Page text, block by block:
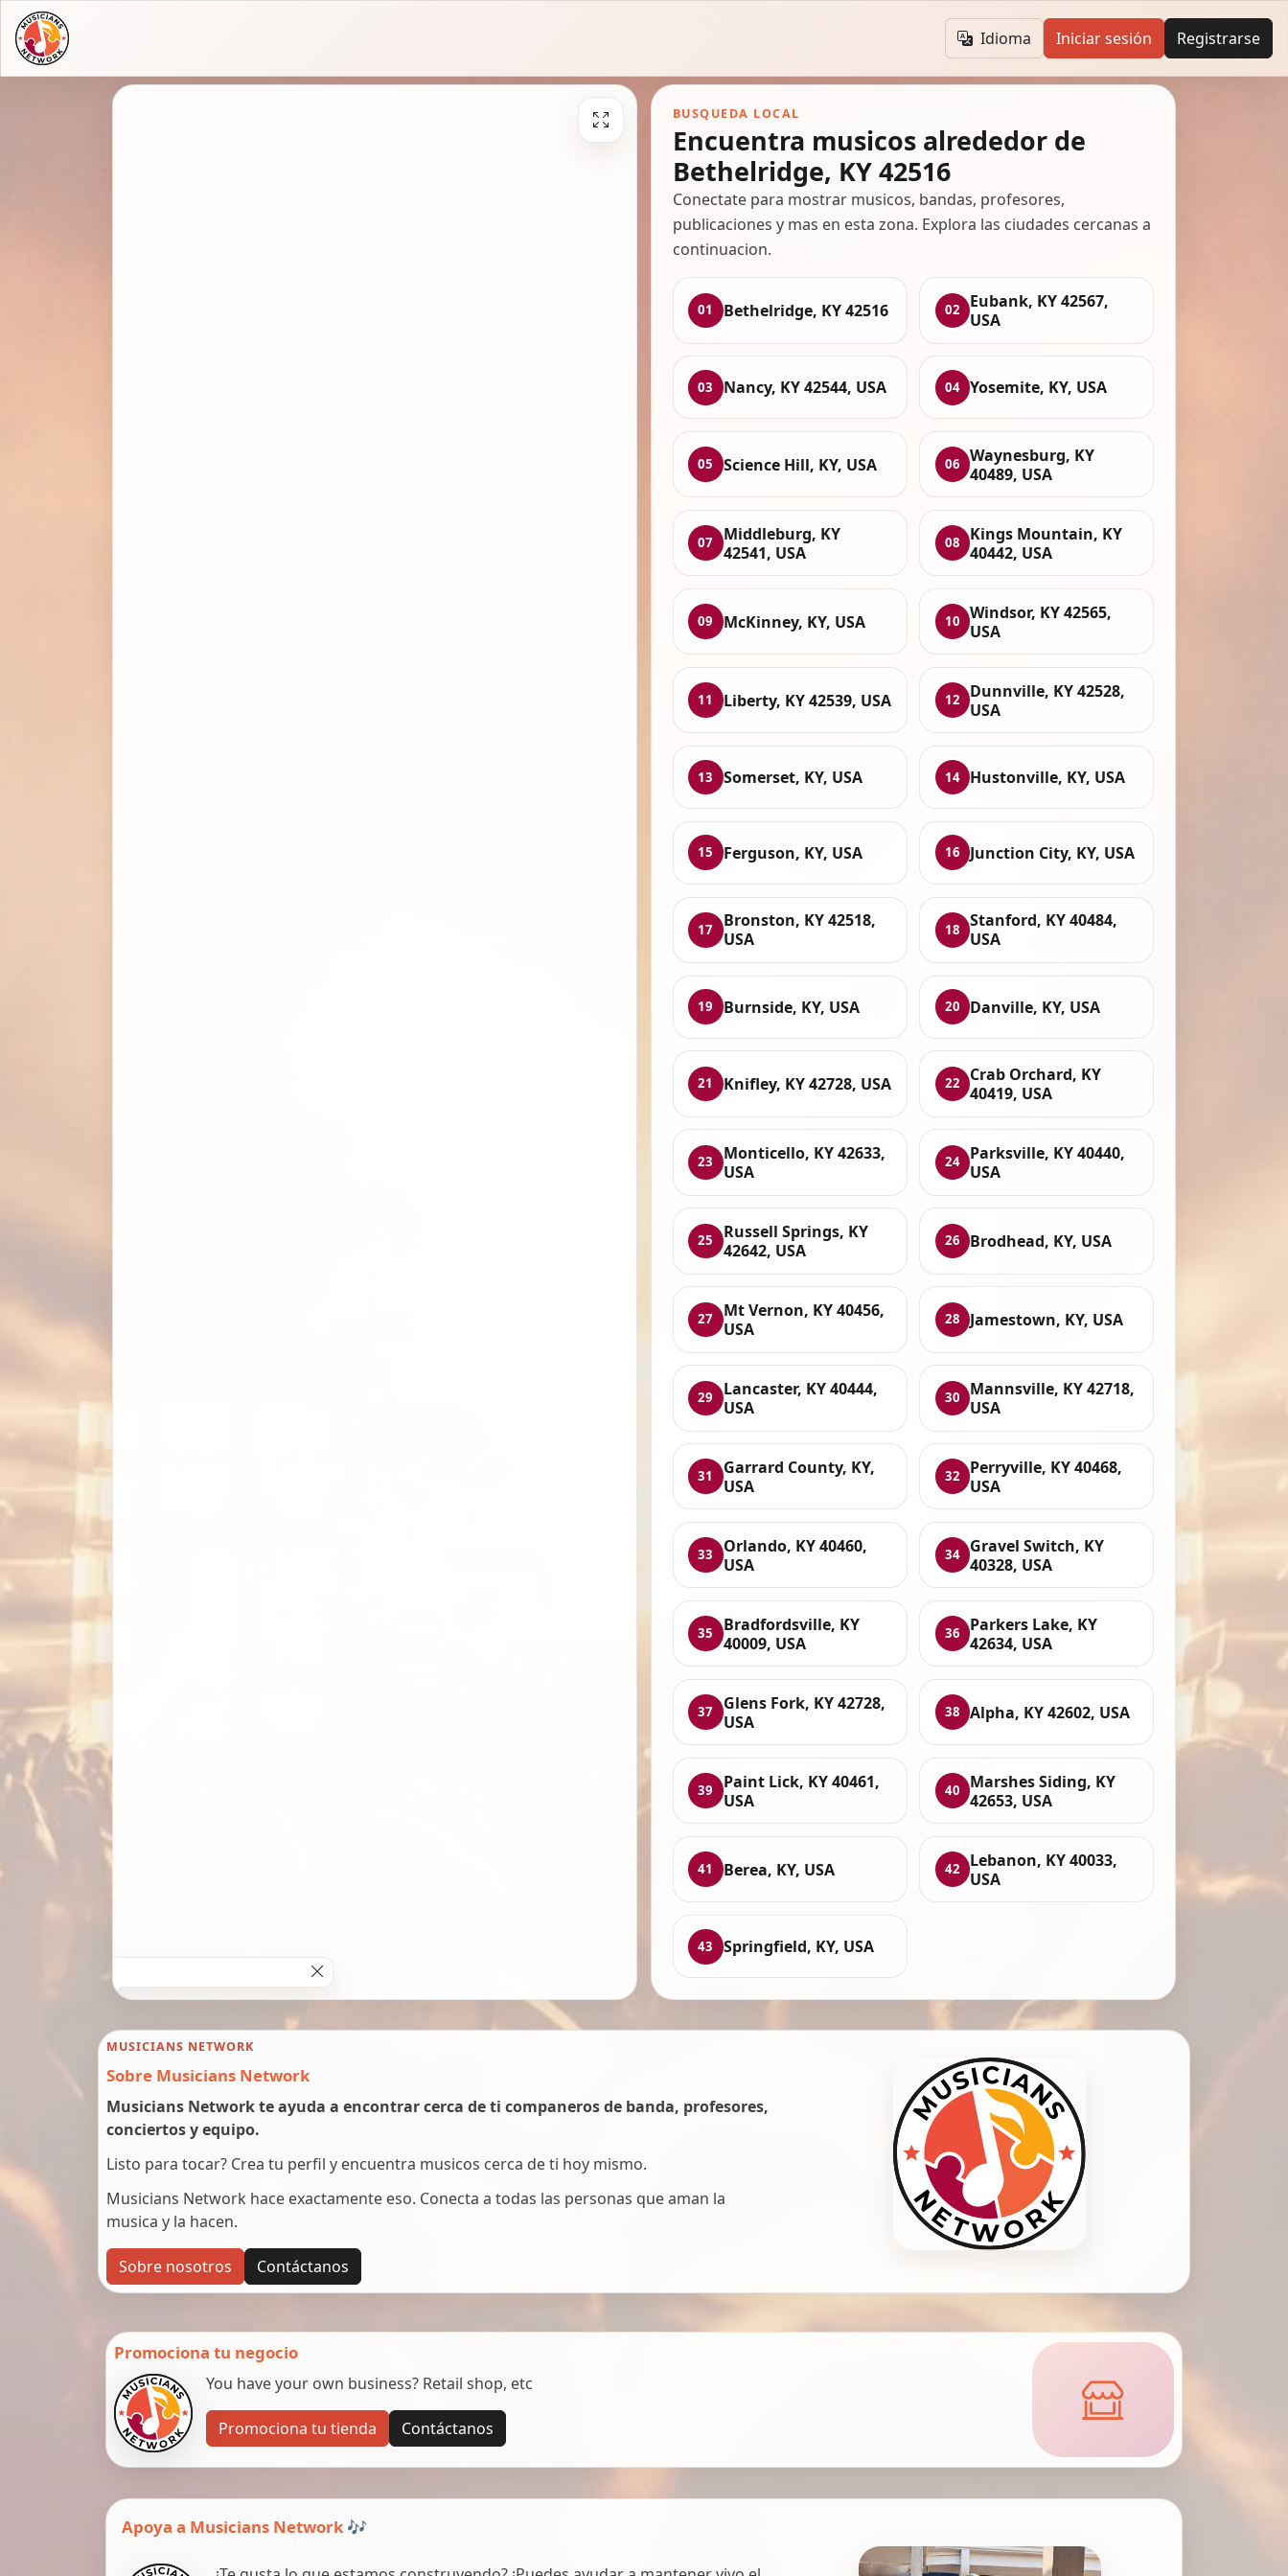
Idioma Iniciar sesión Registrarse
BUSQUEDA LOCAL
Encuentra musicos alrededor de
Bethelridge, KY 42516
Conectate para mostrar musicos, bandas, profesores,
publicaciones y mas en esta zona. Explora las ciudades cercanas a
continuacion.
01 Bethelridge, KY 42516 02
Eubank, KY 42567,
USA
03 Nancy, KY 42544, USA 04 Yosemite, KY, USA
05 Science Hill, KY, USA 06
Waynesburg, KY
40489, USA
07
Middleburg, KY
42541, USA
08
Kings Mountain, KY
40442, USA
09 McKinney, KY, USA 10
Windsor, KY 42565,
USA
11 Liberty, KY 42539, USA 12
Dunnville, KY 42528,
USA
13 Somerset, KY, USA 14 Hustonville, KY, USA
15 Ferguson, KY, USA 16 Junction City, KY, USA
17
Bronston, KY 42518,
USA
18
Stanford, KY 40484,
USA
19 Burnside, KY, USA 20 Danville, KY, USA
21 Knifley, KY 42728, USA 22
Crab Orchard, KY
40419, USA
23
Monticello, KY 42633,
USA
24
Parksville, KY 40440,
USA
25
Russell Springs, KY
42642, USA
26 Brodhead, KY, USA
27
Mt Vernon, KY 40456,
USA
28 Jamestown, KY, USA
29
Lancaster, KY 40444,
USA
30
Mannsville, KY 42718,
USA
31
Garrard County, KY,
USA
32
Perryville, KY 40468,
USA
33
Orlando, KY 40460,
USA
34
Gravel Switch, KY
40328, USA
35
Bradfordsville, KY
40009, USA
36
Parkers Lake, KY
42634, USA
37
Glens Fork, KY 42728,
USA
38 Alpha, KY 42602, USA
39
Paint Lick, KY 40461,
USA
40
Marshes Siding, KY
42653, USA
41 Berea, KY, USA 42
Lebanon, KY 40033,
USA
43 Springfield, KY, USA
MUSICIANS NETWORK
Sobre Musicians Network
Musicians Network te ayuda a encontrar cerca de ti companeros de banda, profesores,
conciertos y equipo.
Listo para tocar? Crea tu perfil y encuentra musicos cerca de ti hoy mismo.
Musicians Network hace exactamente eso. Conecta a todas las personas que aman la
musica y la hacen.
Sobre nosotros Contáctanos
Promociona tu negocio
You have your own business? Retail shop, etc
Promociona tu tienda Contáctanos
Apoya a Musicians Network 🎶